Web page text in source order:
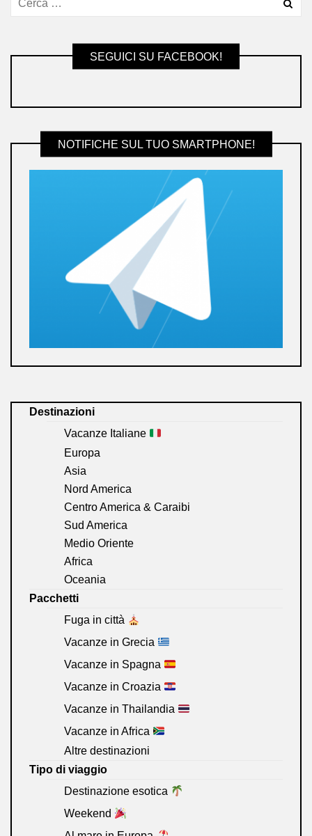
SEGUICI SU FACEBOOK!
NOTIFICHE SUL TUO SMARTPHONE!
Destinazioni
Vacanze Italiane
Europa
Asia
Nord America
Centro America & Caraibi
Sud America
Medio Oriente
Africa
Oceania
Pacchetti
Fuga in città
Vacanze in Grecia
Vacanze in Spagna
Vacanze in Croazia
Vacanze in Thailandia
Vacanze in Africa
Altre destinazioni
Tipo di viaggio
Destinazione esotica
Weekend